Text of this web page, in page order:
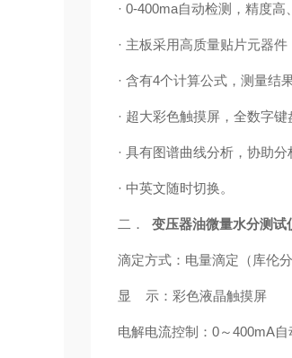
· 0-400ma自动检测，精度高
· 主板采用高质量贴片元器
· 含有4个计算公式，测量结
· 超大彩色触摸屏，全数字
· 具有图谱曲线分析，协助分
· 中英文随时切换。
二． 变压器油微量水分测试
滴定方式：电量滴定（库伦分
显 示：彩色液晶触摸屏
电解电流控制：0～400mA自